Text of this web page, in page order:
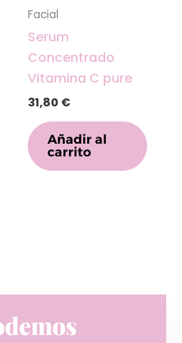
Facial
Serum
Concentrado
Vitamina C pure
31,80 €
Añadir al
carrito